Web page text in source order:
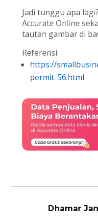
Jadi tunggu apa
Accurate Online
tautan gambar di
Referensi:
https://
permit-56.html
Dhamar